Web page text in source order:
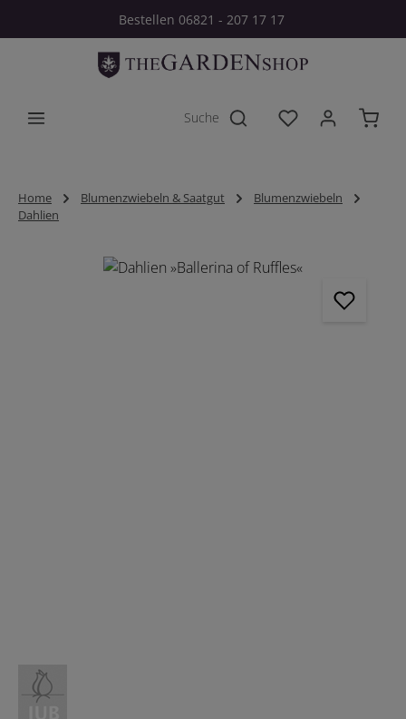
Zum Hauptinhalt springenBestellen 06821 - 207 17 17
Du hast 0
Home Blumenzwiebeln & Saatgut
Blumenzwiebeln
Dahlien
Bildergalerie überspringen